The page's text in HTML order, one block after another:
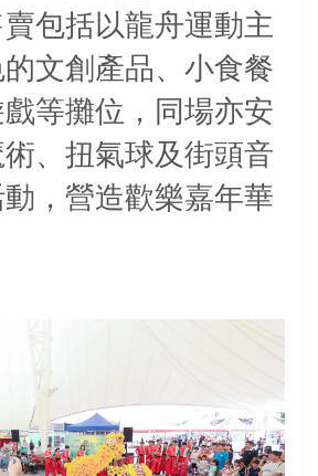
包括以龍舟運動主
文創產品、小食餐
等攤位，同場亦安
、扭氣球及街頭音
，營造歡樂嘉年華